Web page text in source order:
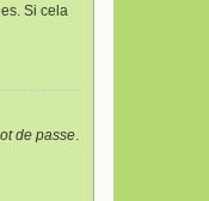
Si cela
de passe